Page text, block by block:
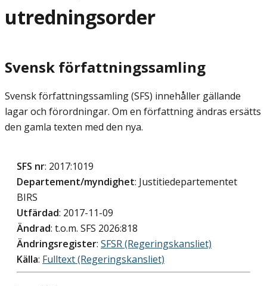
utredningsorder
Svensk författningssamling
Svensk författningssamling (SFS) innehåller gällande
lagar och förordningar. Om en författning ändras ersätts
den gamla texten med den nya.
SFS nr: 2017:1019
Departement/myndighet: Justitiedepartementet
BIRS
Utfärdad: 2017-11-09
Ändrad: t.o.m. SFS 2026:818
Ändringsregister: SFSR (Regeringskansliet)
Källa: Fulltext (Regeringskansliet)